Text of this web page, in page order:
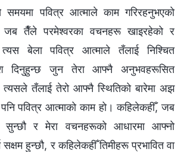
पवित्र आत्माले काम गरिरहनुभएको
जब तैँले परमेश्‍वरका वचनहरू खाइरहेको र
बेला पवित्र आत्माले तँलाई निश्‍चित
दिनुहुन्छ जुन तेरा आफ्नै अनुभवहरूसित
त्यसले तँलाई तेरो आफ्नै स्थितिको बारेमा अझ
पनि पवित्र आत्माको काम हो। कहिलेकहीँ, जब
सुन्छौ र मेरा वचनहरूको आधारमा आफ्नो
सक्षम हुन्छौ, र कहिलेकहीँ तिमीहरू प्रभावित वा